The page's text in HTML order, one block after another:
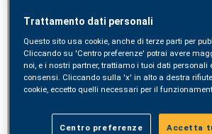
lontano. SYNLAB rafforza la
toscano con l'apertura di un
a Vicchio in Via Martiri di
gratuiti e tariffe agevolatesu
check-up nei mesi a seguire.
Presso il Punto Prelievi è
Trattamento dati personali
Questo sito usa cookie, anche di terze parti per
Cliccando su 'Centro preferenze' potrai avere
noi, e i nostri partner, trattiamo i tuoi dati personali
consensi. Cliccando sulla 'x' in alto a destra
cookie, eccetto quelli necessari per il
Centro preferenze Accetta